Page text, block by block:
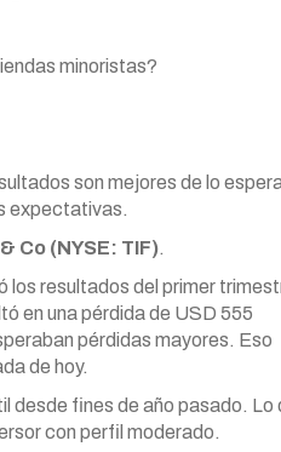
minoristas?
son mejores de lo
expectativas.
Co (NYSE: TIF).
los resultados del primer
en una pérdida de USD 555
pérdidas mayores. Eso
de hoy.
desde fines de año pasado. Lo
con perfil moderado.